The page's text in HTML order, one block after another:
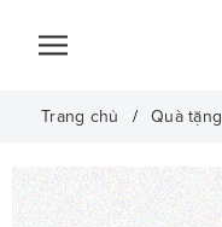
Trang chủ Quà tặng